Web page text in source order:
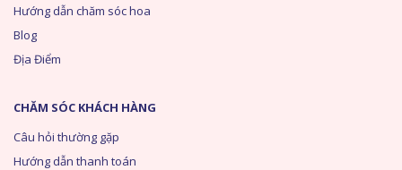
Hướng dẫn chăm sóc hoa
Blog
Địa Điểm
CHĂM SÓC KHÁCH HÀNG
Câu hỏi thường gặp
Hướng dẫn thanh toán